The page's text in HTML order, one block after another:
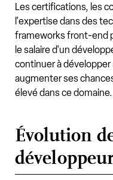
Les certifications, les
l'expertise dans des
frameworks front-end
le salaire d'un
continuer à
augmenter ses
élevé dans ce domaine.
Évolution